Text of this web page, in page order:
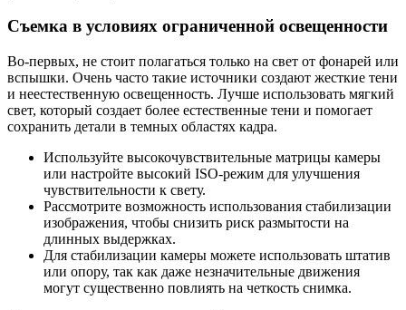
Съемка в условиях ограниченной освещенности
Во-первых, не стоит полагаться только на свет от фонарей или
вспышки. Очень часто такие источники создают жесткие тени
и неестественную освещенность. Лучше использовать мягкий
свет, который создает более естественные тени и помогает
сохранить детали в темных областях кадра.
Используйте высокочувствительные матрицы камеры
или настройте высокий ISO-режим для улучшения
чувствительности к свету.
Рассмотрите возможность использования стабилизации
изображения, чтобы снизить риск размытости на
длинных выдержках.
Для стабилизации камеры можете использовать штатив
или опору, так как даже незначительные движения
могут существенно повлиять на четкость снимка.